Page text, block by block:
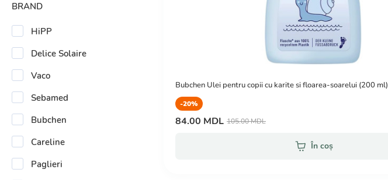
BRAND
HiPP
Delice Solaire
Vaco
Sebamed
Bubchen
Careline
Paglieri
Bubchen Ulei pentru copii cu karite si floarea-soarelui (200 ml)
-20%
84.00 MDL 105.00 MDL
În coș